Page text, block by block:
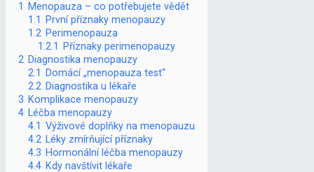
1
Menopauza – co potřebujete vědět
1.1
První příznaky menopauzy
1.2 Perimenopauza
1.2.1
Příznaky perimenopauzy
2 Diagnostika menopauzy
2.1
Domácí „menopauza test“
2.2 Diagnostika u lékaře
3 Komplikace menopauzy
4 Léčba menopauzy
4.1 Výživové doplňky na menopauzu
4.2 Léky zmírňující příznaky
4.3 Hormonální léčba menopauzy
4.4 Kdy navštívit lékaře